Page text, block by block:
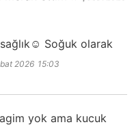
Soğuk olarak
2026 15:03
yok ama kucuk